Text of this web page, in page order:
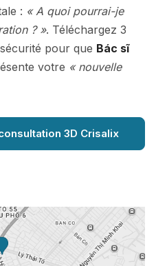
: « A quoi pourrai-je
? ». Téléchargez 3
pour que Bác sĩ
votre « nouvelle
3D Crisalix